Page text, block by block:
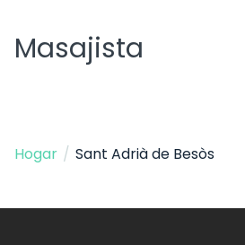
Masajista
Hogar / Sant Adrià de Besòs